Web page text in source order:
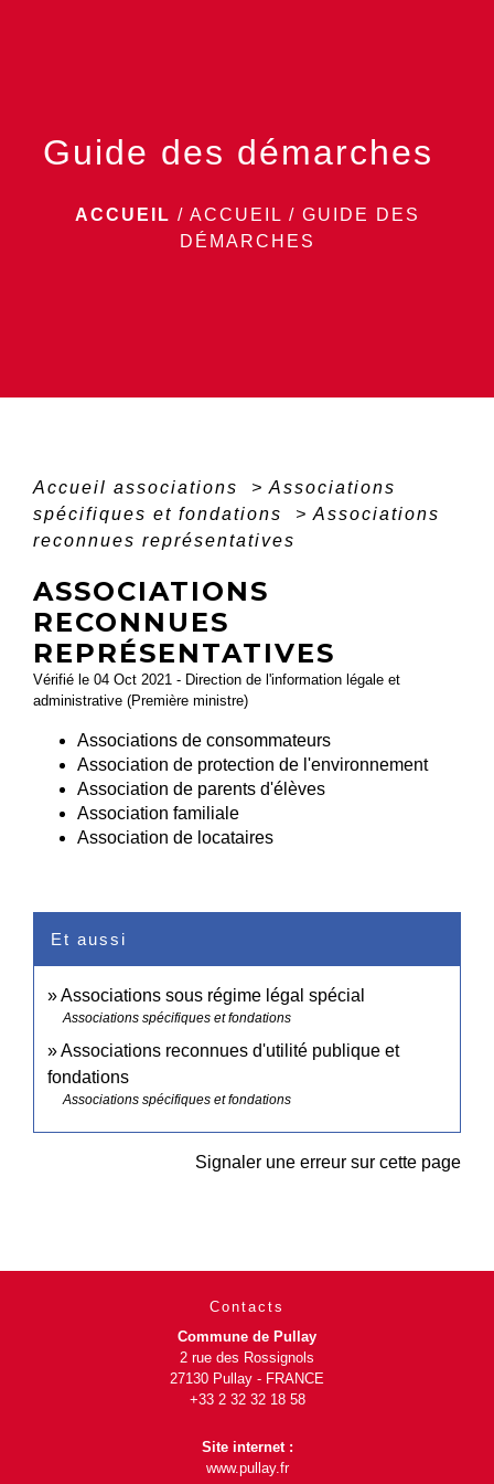
Guide des démarches
ACCUEIL / ACCUEIL / GUIDE DES
DÉMARCHES
Accueil associations > Associations
spécifiques et fondations
> Associations
reconnues représentatives
ASSOCIATIONS
RECONNUES
REPRÉSENTATIVES
Vérifié le 04 Oct 2021 - Direction de l'information légale et
administrative (Première ministre)
Associations de consommateurs
Association de protection de l'environnement
Association de parents d'élèves
Association familiale
Association de locataires
Et aussi
Associations sous régime légal spécial
Associations spécifiques et fondations
Associations reconnues d'utilité publique et
fondations
Associations spécifiques et fondations
Signaler une erreur sur cette page
Contacts
Commune de Pullay
2 rue des Rossignols
27130 Pullay - FRANCE
+33 2 32 32 18 58
Site internet :
www.pullay.fr